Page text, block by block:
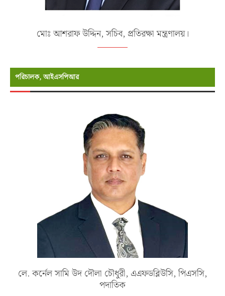
মোঃ আশরাফ উদ্দিন, সচিব, প্রতিরক্ষা মন্ত্রণালয়।
পরিচালক, আইএসপিআর
লে. কর্নেল সামি উদ দৌলা চৌধুরী, এএফডব্লিউসি, পিএসসি,
পদাতিক